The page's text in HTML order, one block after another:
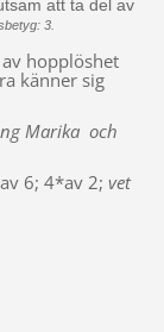
att ta del av
3.
hopplöshet
känner sig
Marika och
6; 4*av 2; vet